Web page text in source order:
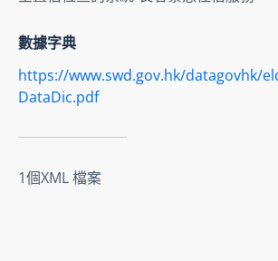
數據字典
https://www.swd.gov.hk/datagovhk/
DataDic.pdf
1個XML 檔案